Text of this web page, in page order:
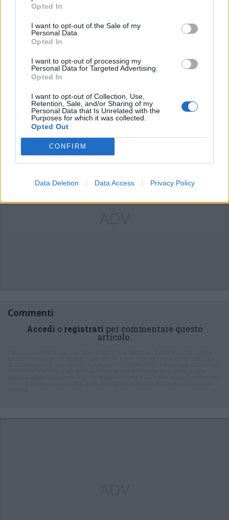
Opted In
I want to opt-out of the Sale of my
Personal Data.
Opted In
I want to opt-out of processing my
Personal Data for Targeted Advertising.
Opted In
I want to opt-out of Collection, Use,
Retention, Sale, and/or Sharing of my
Personal Data that Is Unrelated with the
Purposes for which it was collected.
Opted Out
CONFIRM
Data Deletion Data Access Privacy Policy
ADV
Commenti
Accedi o registrati per commentare questo
articolo.